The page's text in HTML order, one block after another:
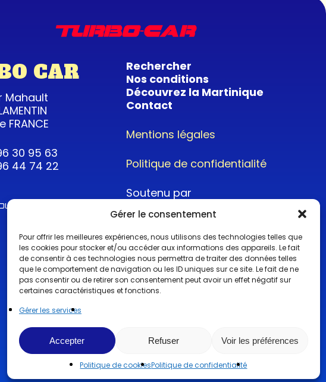
Gérer le consentement
Pour offrir les meilleures expériences, nous utilisons des technologies telles que
les cookies pour stocker et/ou accéder aux informations des appareils. Le fait
de consentir à ces technologies nous permettra de traiter des données telles
que le comportement de navigation ou les ID uniques sur ce site. Le fait de ne
pas consentir ou de retirer son consentement peut avoir un effet négatif sur
certaines caractéristiques et fonctions.
Gérer les services
Accepter Refuser Voir les préférences
Politique de cookiesPolitique de confidentialité
CAR
Mahault
FRANCE
30 95 63
44 74 22
!
Rechercher
Nos conditions
Découvrez la Martinique
Contact
Mentions légales
Politique de confidentialité
Soutenu par
@2022CopyrightTurboCar